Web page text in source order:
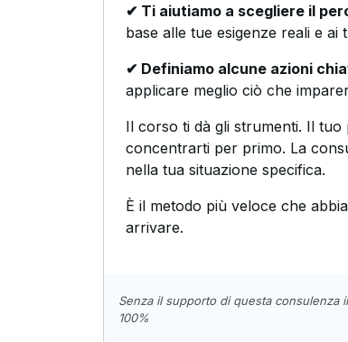
✔ Ti aiutiamo a scegliere il
base alle tue esigenze reali e ai
✔ Definiamo alcune azioni
applicare meglio ciò che
Il corso ti dà gli strumenti. Il
concentrarti per primo. La
nella tua situazione specifica.
È il metodo più veloce che
arrivare.
Senza il supporto di questa consulenza
100%